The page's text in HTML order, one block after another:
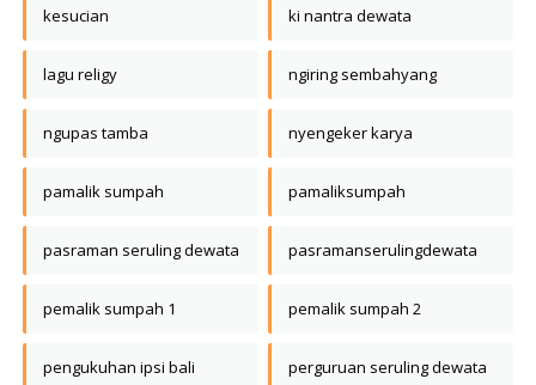
kesucian ki nantra dewata
lagu religy ngiring sembahyang
ngupas tamba nyengeker karya
pamalik sumpah pamaliksumpah
pasraman seruling dewata pasramanserulingdewata
pemalik sumpah 1 pemalik sumpah 2
pengukuhan ipsi bali perguruan seruling dewata